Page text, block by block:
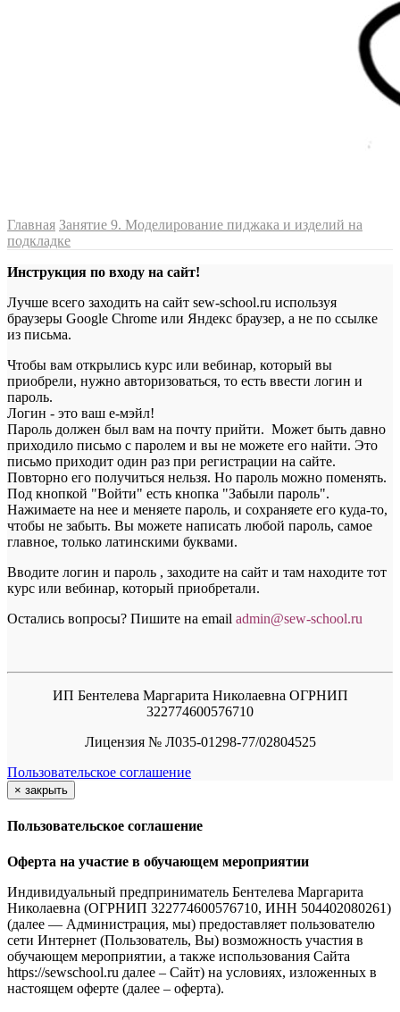
Главная Занятие 9. Моделирование пиджака и изделий на
подкладке
Инструкция по входу на сайт!
Лучше всего заходить на сайт sew-school.ru используя
браузеры Google Chrome или Яндекс браузер, а не по ссылке
из письма.
Чтобы вам открылись курс или вебинар, который вы
приобрели, нужно авторизоваться, то есть ввести логин и
пароль.
Логин - это ваш е-мэйл!
Пароль должен был вам на почту прийти. Может быть давно
приходило письмо с паролем и вы не можете его найти. Это
письмо приходит один раз при регистрации на сайте.
Повторно его получиться нельзя. Но пароль можно поменять.
Под кнопкой "Войти" есть кнопка "Забыли пароль".
Нажимаете на нее и меняете пароль, и сохраняете его куда-то,
чтобы не забыть. Вы можете написать любой пароль, самое
главное, только латинскими буквами.
Вводите логин и пароль , заходите на сайт и там находите тот
курс или вебинар, который приобретали.
Остались вопросы? Пишите на email admin@sew-school.ru
ИП Бентелева Маргарита Николаевна ОГРНИП
322774600576710
Лицензия № Л035-01298-77/02804525
Пользовательское соглашение
× закрыть
Пользовательское соглашение
Оферта на участие в обучающем мероприятии
Индивидуальный предприниматель Бентелева Маргарита
Николаевна (ОГРНИП 322774600576710, ИНН 504402080261)
(далее — Администрация, мы) предоставляет пользователю
сети Интернет (Пользователь, Вы) возможность участия в
обучающем мероприятии, а также использования Сайта
https://sewschool.ru далее – Сайт) на условиях, изложенных в
настоящем оферте (далее – оферта).